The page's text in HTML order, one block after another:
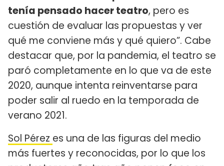
tenía pensado hacer teatro, pero es
cuestión de evaluar las propuestas y ver
qué me conviene más y qué quiero”. Cabe
destacar que, por la pandemia, el teatro se
paró completamente en lo que va de este
2020, aunque intenta reinventarse para
poder salir al ruedo en la temporada de
verano 2021.
Sol Pérez es una de las figuras del medio
más fuertes y reconocidas, por lo que los